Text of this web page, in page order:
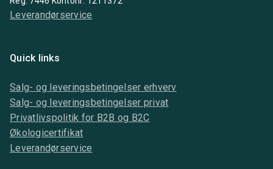
Leverandørservice
Quick links
Salg- og leveringsbetingelser erhverv
Salg- og leveringsbetingelser privat
Privatlivspolitik for B2B og B2C
Økologicertifikat
Leverandørservice